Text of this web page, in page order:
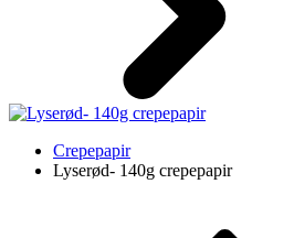
Crepepapir
Lyserød- 140g crepepapir